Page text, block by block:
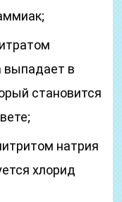
выпадает в
становится
натрия
хлорид